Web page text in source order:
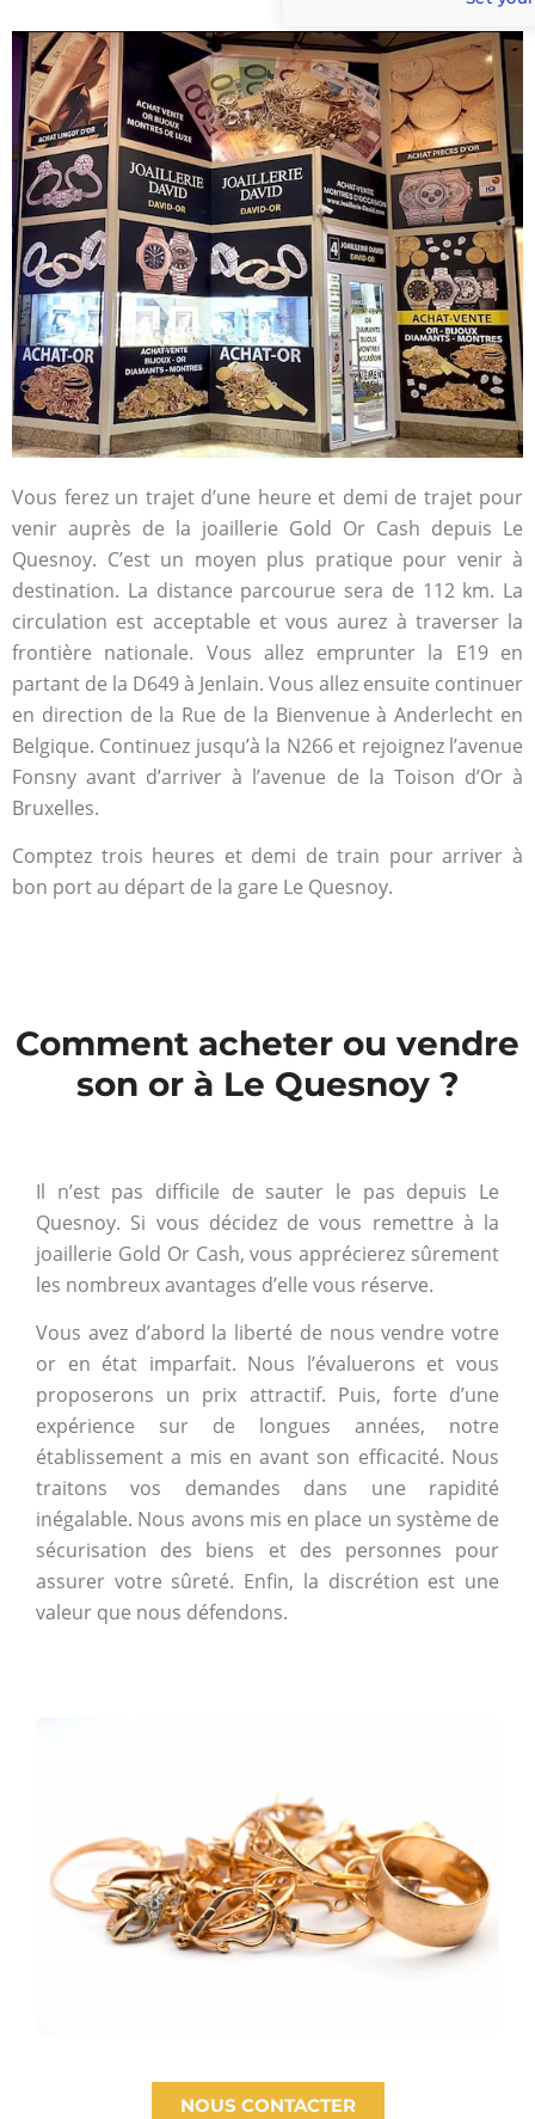
Vous ferez un trajet d’une heure et demi de trajet pour
venir auprès de la joaillerie Gold Or Cash depuis Le
Quesnoy. C’est un moyen plus pratique pour venir à
destination. La distance parcourue sera de 112 km. La
circulation est acceptable et vous aurez à traverser la
frontière nationale. Vous allez emprunter la E19 en
partant de la D649 à Jenlain. Vous allez ensuite continuer
en direction de la Rue de la Bienvenue à Anderlecht en
Belgique. Continuez jusqu’à la N266 et rejoignez l’avenue
Fonsny avant d’arriver à l’avenue de la Toison d’Or à
Bruxelles.
Comptez trois heures et demi de train pour arriver à
bon port au départ de la gare Le Quesnoy.
Comment acheter ou vendre
son or à Le Quesnoy ?
Il n’est pas difficile de sauter le pas depuis Le
Quesnoy. Si vous décidez de vous remettre à la
joaillerie Gold Or Cash, vous apprécierez sûrement
les nombreux avantages d’elle vous réserve.
Vous avez d’abord la liberté de nous vendre votre
or en état imparfait. Nous l’évaluerons et vous
proposerons un prix attractif. Puis, forte d’une
expérience sur de longues années, notre
établissement a mis en avant son efficacité. Nous
traitons vos demandes dans une rapidité
inégalable. Nous avons mis en place un système de
sécurisation des biens et des personnes pour
assurer votre sûreté. Enfin, la discrétion est une
valeur que nous défendons.
NOUS CONTACTER